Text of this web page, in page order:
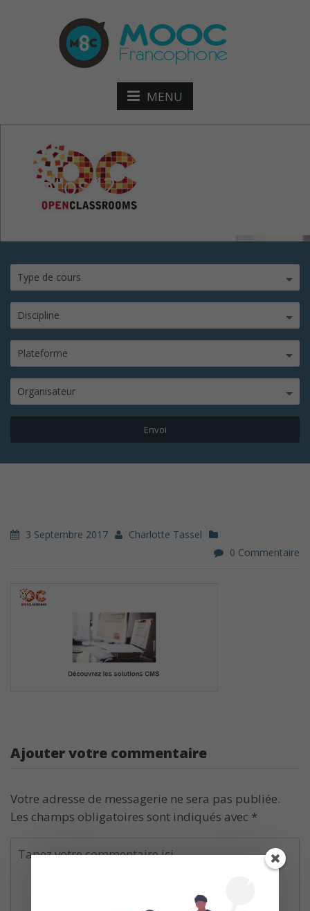
MENU
photos42
Type de cours
Discipline
Plateforme
Organisateur
3 Septembre 2017
Charlotte Tassel
0 Commentaire
Ajouter votre commentaire
Votre adresse de messagerie ne sera pas publiée.
Les champs obligatoires sont indiqués avec *